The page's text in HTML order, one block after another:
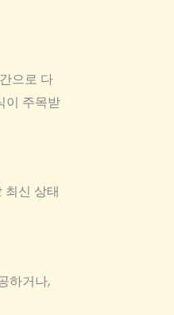
으로 다
이 주목받
최신 상태
하거나,